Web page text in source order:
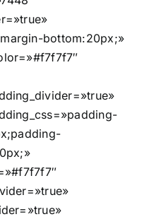
bottom:20px;»